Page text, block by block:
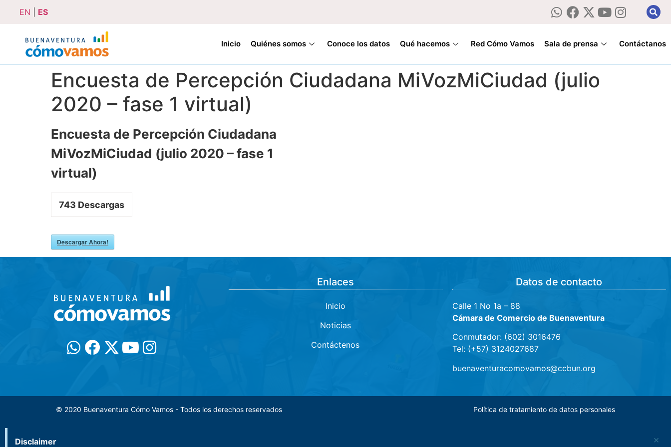
EN ES
Inicio Quiénes somos Conoce los datos Qué hacemos Red Cómo Vamos Sala de prensa Contáctanos
Encuesta de Percepción Ciudadana MiVozMiCiudad (julio
2020 – fase 1 virtual)
Encuesta de Percepción Ciudadana
MiVozMiCiudad (julio 2020 – fase 1
virtual)
743 Descargas
Descargar Ahora!
Enlaces
Inicio
Noticias
Contáctenos
Datos de contacto
Calle 1 No 1a – 88
Cámara de Comercio de Buenaventura
Conmutador: (602) 3016476
Tel: (+57) 3124027687
buenaventuracomovamos@ccbun.org
© 2020 Buenaventura Cómo Vamos - Todos los derechos reservados Política de tratamiento de datos personales
Disclaimer ×